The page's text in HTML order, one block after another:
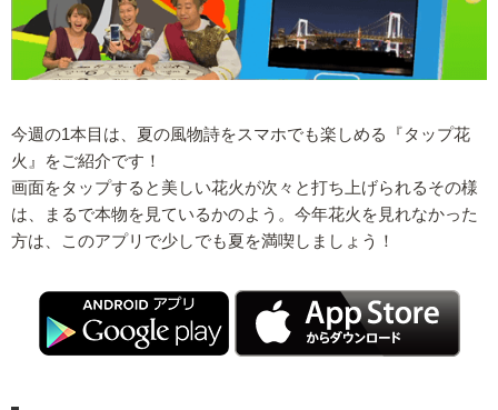
今週の1本目は、夏の風物詩をスマホでも楽しめる『タップ花
火』をご紹介です！
画面をタップすると美しい花火が次々と打ち上げられるその様
は、まるで本物を見ているかのよう。今年花火を見れなかった
方は、このアプリで少しでも夏を満喫しましょう！